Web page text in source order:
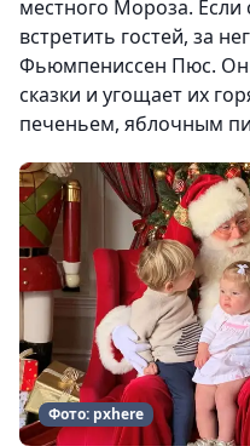
местного Мороза.
встретить гостей, за
Фьюмпениссен Пюс.
сказки и угощает их
печеньем, яблочным
Фото: pxhere